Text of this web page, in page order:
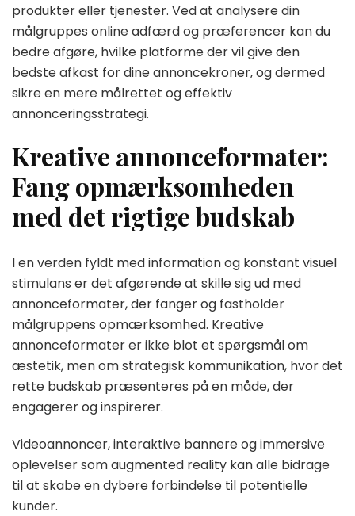
produkter eller tjenester. Ved at analysere din
målgruppes online adfærd og præferencer kan du
bedre afgøre, hvilke platforme der vil give den
bedste afkast for dine annoncekroner, og dermed
sikre en mere målrettet og effektiv
annonceringsstrategi.
Kreative annonceformater:
Fang opmærksomheden
med det rigtige budskab
I en verden fyldt med information og konstant visuel
stimulans er det afgørende at skille sig ud med
annonceformater, der fanger og fastholder
målgruppens opmærksomhed. Kreative
annonceformater er ikke blot et spørgsmål om
æstetik, men om strategisk kommunikation, hvor det
rette budskab præsenteres på en måde, der
engagerer og inspirerer.
Videoannoncer, interaktive bannere og immersive
oplevelser som augmented reality kan alle bidrage
til at skabe en dybere forbindelse til potentielle
kunder.